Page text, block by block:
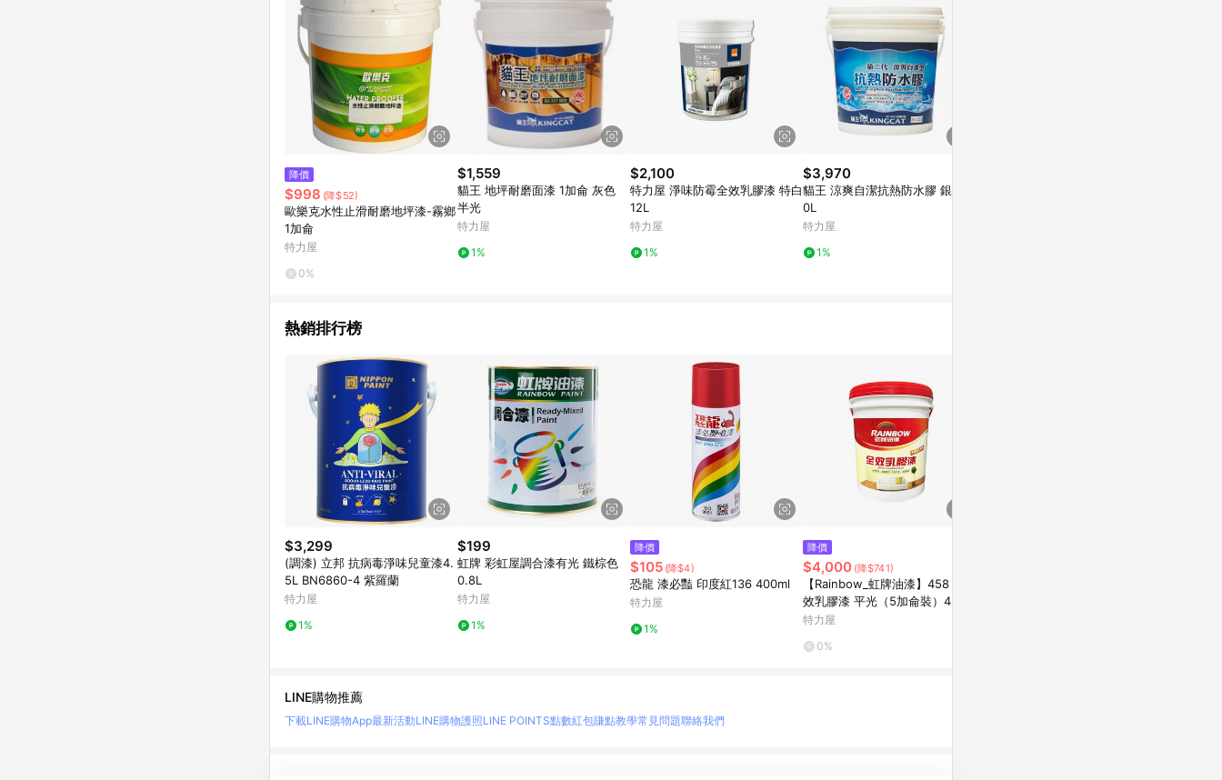
準。 9. 若有贈點爭議，請務必於訂單日期+180天以內至LINE購物客服洽詢；若超過180天(含)以上進行申訴，恕無法
贈點回饋。 10. 部分點數紅包僅限指定商品使用，或不適用於無回饋商品。各點數紅包之適用商品與使用條件請依點數
紅包頁面規則為準。
降價
$998 (降$52)
歐樂克水性止滑耐磨地坪漆-霧鄉
1加侖
特力屋
0%
$1,559
貓王 地坪耐磨面漆 1加侖 灰色
半光
特力屋
1%
$2,100
特力屋 淨味防霉全效乳膠漆 特白
12L
特力屋
1%
$3,970
貓王 涼爽自潔抗熱防水膠 銀灰 1
0L
特力屋
1%
熱銷排行榜
$3,299
(調漆) 立邦 抗病毒淨味兒童漆4.
5L BN6860-4 紫羅蘭
特力屋
1%
$199
虹牌 彩虹屋調合漆有光 鐵棕色
0.8L
特力屋
1%
降價
$105 (降$4)
恐龍 漆必豔 印度紅136 400ml
特力屋
1%
降價
$4,000 (降$741)
【Rainbow_虹牌油漆】458 全
效乳膠漆 平光（5加侖裝）4253
豪灰
特力屋
0%
LINE購物推薦
下載LINE購物App最新活動LINE購物護照LINE POINTS點數紅包賺點教學常見問題聯絡我們